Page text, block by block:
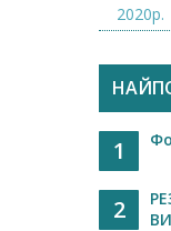
2020р.
1
2